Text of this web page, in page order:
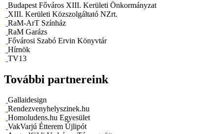
Budapest Főváros XIII. Kerületi Önkormányzat
XIII. Kerületi Közszolgáltató NZrt.
RaM-ArT Színház
RaM Garázs
Fővárosi Szabó Ervin Könyvtár
Hírnök
TV13
További partnereink
Gallaidesign
Rendezvenyhelyszinek.hu
Homoludens.hu Egyesület
VakVarjú Étterem Újlipót